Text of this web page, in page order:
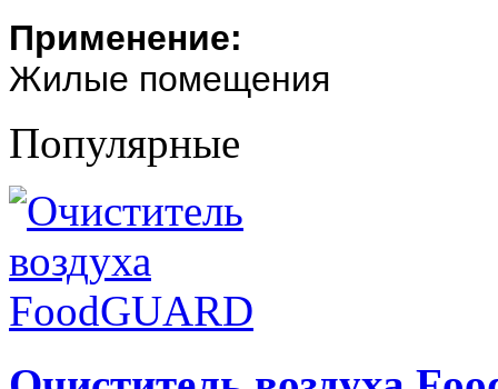
Применение:
Жилые помещения
Популярные